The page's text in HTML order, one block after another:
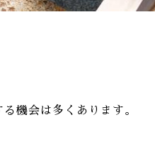
機会は多くあります。